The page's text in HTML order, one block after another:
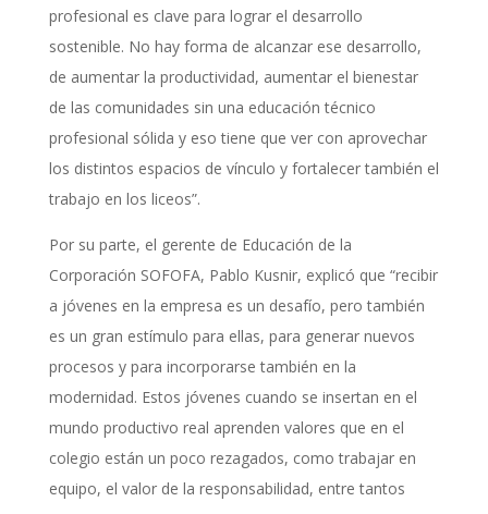
profesional es clave para lograr el desarrollo
sostenible. No hay forma de alcanzar ese desarrollo,
de aumentar la productividad, aumentar el bienestar
de las comunidades sin una educación técnico
profesional sólida y eso tiene que ver con aprovechar
los distintos espacios de vínculo y fortalecer también el
trabajo en los liceos”.
Por su parte, el gerente de Educación de la
Corporación SOFOFA, Pablo Kusnir, explicó que “recibir
a jóvenes en la empresa es un desafío, pero también
es un gran estímulo para ellas, para generar nuevos
procesos y para incorporarse también en la
modernidad. Estos jóvenes cuando se insertan en el
mundo productivo real aprenden valores que en el
colegio están un poco rezagados, como trabajar en
equipo, el valor de la responsabilidad, entre tantos